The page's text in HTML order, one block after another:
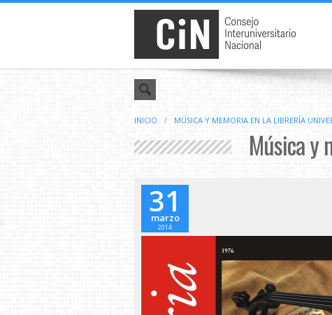
INICIO / MÚSICA Y MEMORIA EN LA LIBRERÍA
Música y
31
marzo
2014